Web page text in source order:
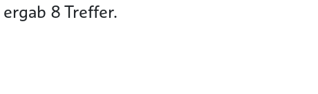
ergab 8Treffer.